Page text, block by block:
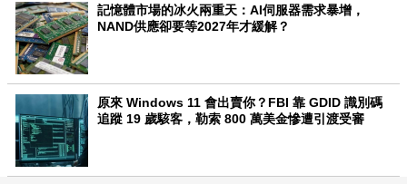
記憶體市場的冰火兩重天：AI伺服器需求暴增，
NAND供應卻要等2027年才緩解？
原來 Windows 11 會出賣你？FBI 靠 GDID 識別碼
追蹤 19 歲駭客，勒索 800 萬美金慘遭引渡受審